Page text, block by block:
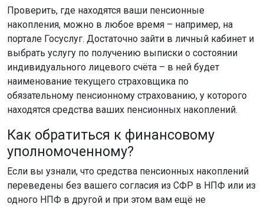
Проверить, где находятся ваши пенсионные
накопления, можно в любое время – например, на
портале Госуслуг. Достаточно зайти в личный кабинет и
выбрать услугу по получению выписки о состоянии
индивидуального лицевого счёта – в ней будет
наименование текущего страховщика по
обязательному пенсионному страхованию, у которого
находятся средства ваших пенсионных накоплений.
Как обратиться к финансовому
уполномоченному?
Если вы узнали, что средства пенсионных накоплений
переведены без вашего согласия из СФР в НПФ или из
одного НПФ в другой и при этом вам ещё не